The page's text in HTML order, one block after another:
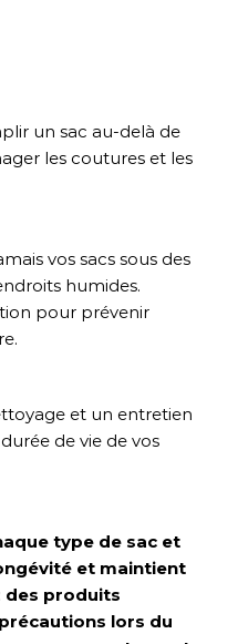
un sac au-delà de
les coutures et les
vos sacs sous des
humides.
pour prévenir
et un entretien
de vie de vos
type de sac et
et maintient
des produits
lors du